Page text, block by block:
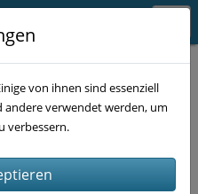
von ihnen sind essenziell
andere verwendet werden, um
verbessern.